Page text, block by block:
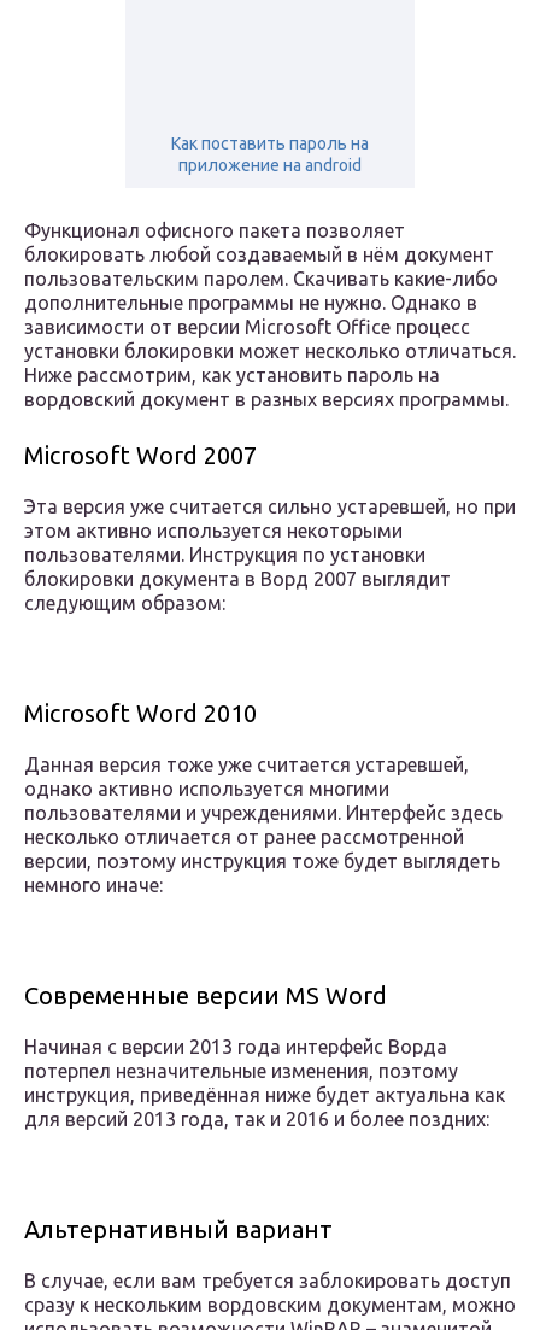
Как поставить пароль на
приложение на android
Функционал офисного пакета позволяет
блокировать любой создаваемый в нём документ
пользовательским паролем. Скачивать какие-либо
дополнительные программы не нужно. Однако в
зависимости от версии Microsoft Office процесс
установки блокировки может несколько отличаться.
Ниже рассмотрим, как установить пароль на
вордовский документ в разных версиях программы.
Microsoft Word 2007
Эта версия уже считается сильно устаревшей, но при
этом активно используется некоторыми
пользователями. Инструкция по установки
блокировки документа в Ворд 2007 выглядит
следующим образом:
Microsoft Word 2010
Данная версия тоже уже считается устаревшей,
однако активно используется многими
пользователями и учреждениями. Интерфейс здесь
несколько отличается от ранее рассмотренной
версии, поэтому инструкция тоже будет выглядеть
немного иначе:
Современные версии MS Word
Начиная с версии 2013 года интерфейс Ворда
потерпел незначительные изменения, поэтому
инструкция, приведённая ниже будет актуальна как
для версий 2013 года, так и 2016 и более поздних:
Альтернативный вариант
В случае, если вам требуется заблокировать доступ
сразу к нескольким вордовским документам, можно